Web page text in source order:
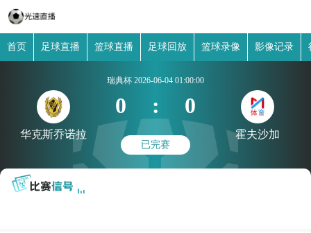
首页 足球直播 篮球直播 足球回放 篮球录像 影像记录
华克斯乔诺拉
瑞典杯 2026-06-04 01:00:00
0 : 0
已完赛
霍夫沙加